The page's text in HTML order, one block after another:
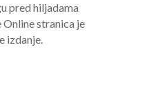
pred hiljadama
stranica je
izdanje.